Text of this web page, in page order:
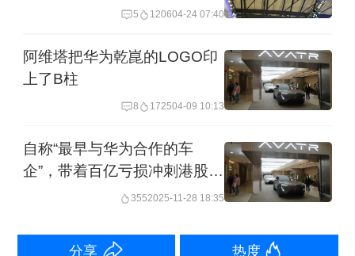
12。”王辉说道。
事实上，随着华为的技术被更加广泛地
搭载在中国车市的新车型上，作为华为
引望持股10%的外部股东，阿维塔的战
略投资正在转化为实实在在的财务回
报。
5 120604-24 07:40
阿维塔把华为乾崑的LOGO印
上了B柱
8 172504-09 10:13
自称“最早与华为合作的车
企”，带着百亿亏损冲刺港股
3552025-11-28 18:35
分享 热度